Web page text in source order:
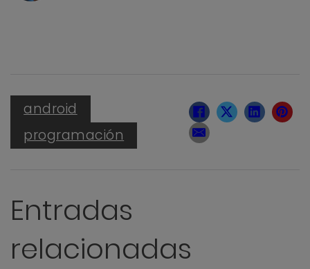
android
programación
Entradas
relacionadas